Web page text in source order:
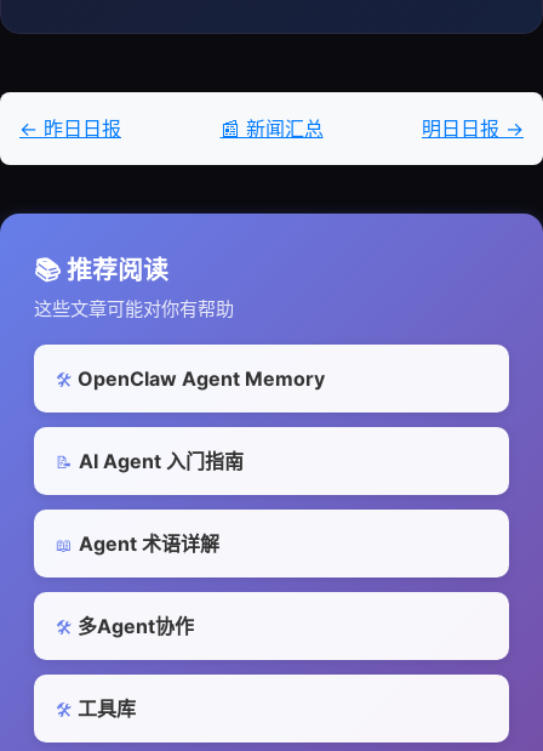
← 昨日日报 📰 新闻汇总 明日日报 →
📚 推荐阅读
这些文章可能对你有帮助
🛠️ OpenClaw Agent Memory
📝 AI Agent 入门指南
📖 Agent 术语详解
🛠️ 多Agent协作
🛠️ 工具库